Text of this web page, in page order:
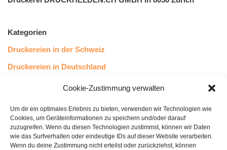
Cookie-Zustimmung verwalten
Um dir ein optimales Erlebnis zu bieten, verwenden wir Technologien wie
Cookies, um Geräteinformationen zu speichern und/oder darauf
zuzugreifen. Wenn du diesen Technologien zustimmst, können wir Daten
wie das Surfverhalten oder eindeutige IDs auf dieser Website verarbeiten.
Wenn du deine Zustimmung nicht erteilst oder zurückziehst, können
Kategorien
Druckereien in der Schweiz
Druckereien in Deutschland
Druckereien in Österreich
Kundenstimmen